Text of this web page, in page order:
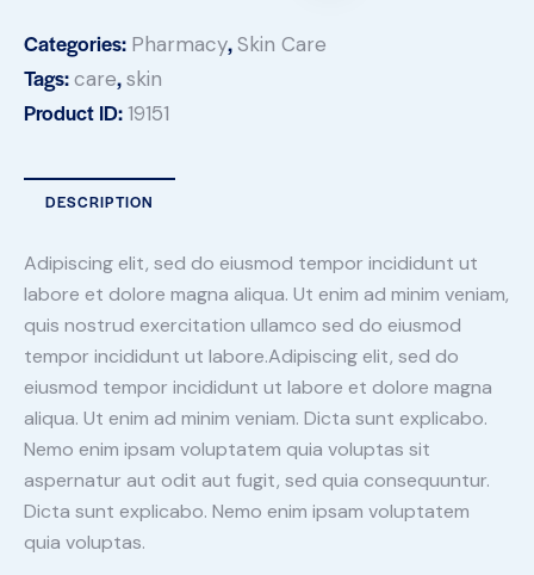
Categories: Pharmacy,Skin Care
Tags:care,skin
Product ID:19151
DESCRIPTION
Adipiscing elit, sed do eiusmod tempor incididunt ut
labore et dolore magna aliqua. Ut enim ad minim veniam,
quis nostrud exercitation ullamco sed do eiusmod
tempor incididunt ut labore.Adipiscing elit, sed do
eiusmod tempor incididunt ut labore et dolore magna
aliqua. Ut enim ad minim veniam. Dicta sunt explicabo.
Nemo enim ipsam voluptatem quia voluptas sit
aspernatur aut odit aut fugit, sed quia consequuntur.
Dicta sunt explicabo. Nemo enim ipsam voluptatem
quia voluptas.